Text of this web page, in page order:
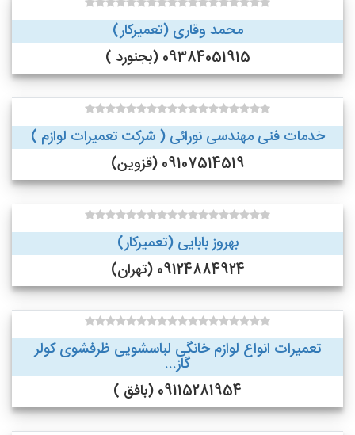
محمد وقاری (تعمیرکار)
09384051915 (بجنورد )
خدمات فنی مهندسی نورائی ( شرکت تعمیرات لوازم )
09107514519 (قزوین)
بهروز بابایی (تعمیرکار)
09124884924 (تهران)
تعمیرات انواع لوازم خانگی لباسشویی ظرفشوی کولر
گاز...
09115281954 (بافق )